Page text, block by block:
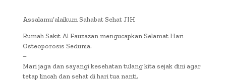
Assalamu’alaikum Sahabat Sehat JIH
Rumah Sakit Al Fauzazan mengucapkan Selamat Hari
Osteoporosis Sedunia.
–
Mari jaga dan sayangi kesehatan tulang kita sejak dini agar
tetap lincah dan sehat di hari tua nanti.